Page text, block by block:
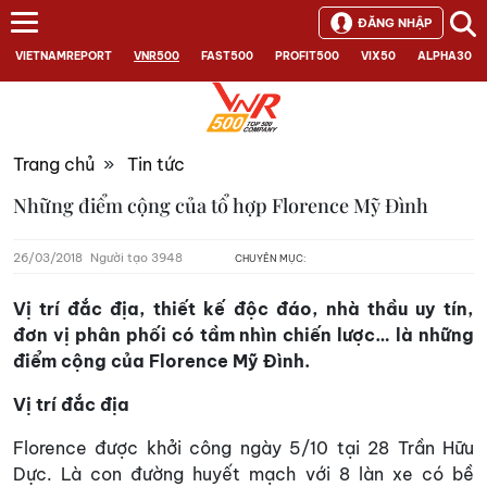
VIETNAMREPORT VNR500 FAST500 PROFIT500 VIX50 ALPHA30
ĐĂNG NHẬP
Trang chủ » Tin tức
Những điểm cộng của tổ hợp Florence Mỹ Đình
26/03/2018 Người tạo 3948 CHUYÊN MỤC:
Vị trí đắc địa, thiết kế độc đáo, nhà thầu uy tín,
đơn vị phân phối có tầm nhìn chiến lược… là những
điểm cộng của Florence Mỹ Đình.
Vị trí đắc địa
Florence được khởi công ngày 5/10 tại 28 Trần Hữu
Dực. Là con đường huyết mạch với 8 làn xe có bề